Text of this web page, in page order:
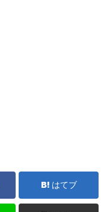
はてブ